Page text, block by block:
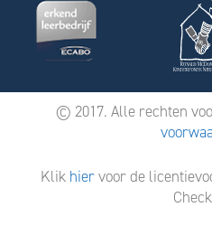
© 2017. Alle rechten
Klik hiervoor de